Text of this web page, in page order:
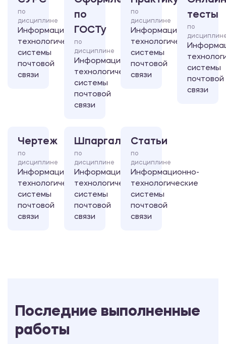
по
дисциплине
Информационно-
технологические
системы
почтовой
связи
по
ГОСТу
по
дисциплине
Информационно-
технологические
системы
почтовой
связи
по
дисциплине
Информационно-
технологические
системы
почтовой
связи
тесты
по
системы
почтовой
связи
Чертеж
по
дисциплине
Информационно-
технологические
системы
почтовой
связи
Шпаргалка
по
дисциплине
Информационно-
технологические
системы
почтовой
связи
Статьи
по
дисциплине
Информационно-
технологические
системы
почтовой
связи
Последние выполненные
работы